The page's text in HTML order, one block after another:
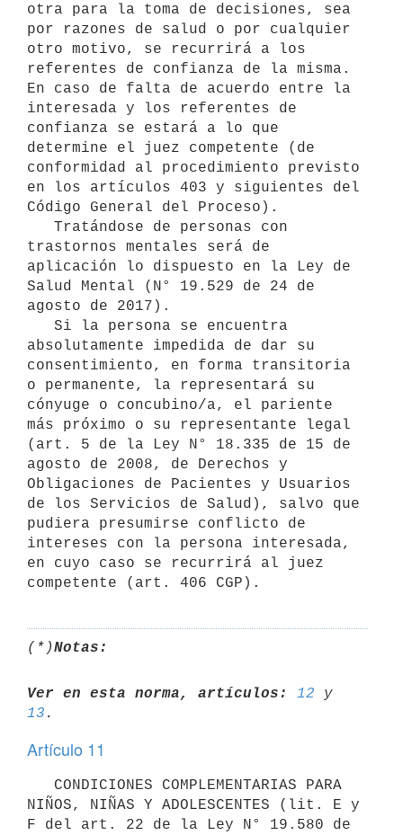
otra para la toma de decisiones, sea
por razones de salud o por cualquier
otro motivo, se recurrirá a los
referentes de confianza de la misma.
En caso de falta de acuerdo entre la
interesada y los referentes de
confianza se estará a lo que
determine el juez competente (de
conformidad al procedimiento previsto
en los artículos 403 y siguientes del
Código General del Proceso).
trastornos mentales será de
aplicación lo dispuesto en la Ley de
Salud Mental (N° 19.529 de 24 de
agosto de 2017).
absolutamente impedida de dar su
consentimiento, en forma transitoria
o permanente, la representará su
cónyuge o concubino/a, el pariente
más próximo o su representante legal
(art. 5 de la Ley N° 18.335 de 15 de
agosto de 2008, de Derechos y
Obligaciones de Pacientes y Usuarios
de los Servicios de Salud), salvo que
pudiera presumirse conflicto de
intereses con la persona interesada,
en cuyo caso se recurrirá al juez
(*)Notas:
Ver en esta norma, artículos: 12
13
Artículo 11
NIÑOS, NIÑAS Y ADOLESCENTES (lit. E y
F del art. 22 de la Ley N° 19.580 de